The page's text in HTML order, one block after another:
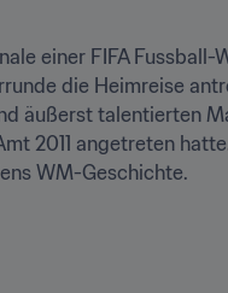
einer FIFA
die Heimreise
äußerst talentierten
2011 angetreten
WM-Geschichte.